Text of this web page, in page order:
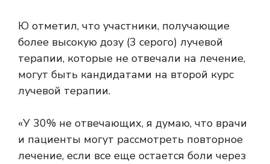
Ю отметил, что участники, получающие
более высокую дозу (3 серого) лучевой
терапии, которые не отвечали на лечение,
могут быть кандидатами на второй курс
лучевой терапии.
«У 30% не отвечающих, я думаю, что врачи
и пациенты могут рассмотреть повторное
лечение, если все еще остается боли через